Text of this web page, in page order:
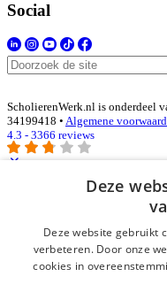
Social
ScholierenWerk.nl is onderdeel
34199418 • Algemene
4.3 - 3366 reviews
Inloggen als bedrijf
E-mail*
Wachtwoord
Deze
Deze website gebruikt
verbeteren. Door onze
cookies in